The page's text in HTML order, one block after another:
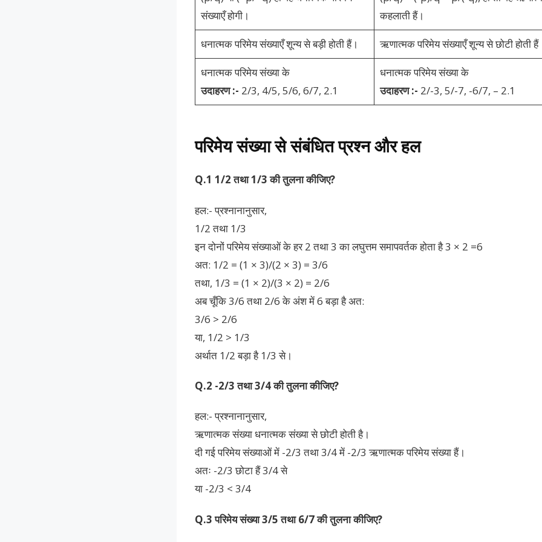
संख्याएँ होगी।
कहलाती हैं।
धनात्मक परिमेय संख्याएँ शून्य से बड़ी होती हैं। ऋणात्मक परिमेय संख्याएँ शून्य से छोटी होती
धनात्मक परिमेय संख्या के
उदाहरण :- 2/3, 4/5, 5/6, 6/7, 2.1
धनात्मक परिमेय संख्या के
उदाहरण :- 2/-3, 5/-7, -6/7, – 2.1
परिमेय संख्या से संबंधित प्रश्न और हल
Q.1 1/2 तथा 1/3 की तुलना कीजिए?
हल:- प्रश्नानानुसार,
1/2 तथा 1/3
इन दोनों परिमेय संख्याओं के हर 2 तथा 3 का लघुत्तम समापवर्तक होता है 3 × 2 =6
अत: 1/2 = (1 × 3)/(2 × 3) = 3/6
तथा, 1/3 = (1 × 2)/(3 × 2) = 2/6
अब चूँकि 3/6 तथा 2/6 के अंश में 6 बड़ा है अत:
3/6 > 2/6
या, 1/2 > 1/3
अर्थात 1/2 बड़ा है 1/3 से।
Q.2 -2/3 तथा 3/4 की तुलना कीजिए?
हल:- प्रश्नानानुसार,
ऋणात्मक संख्या धनात्मक संख्या से छोटी होती है।
दी गई परिमेय संख्याओं में -2/3 तथा 3/4 में -2/3 ऋणात्मक परिमेय संख्या हैं।
अतः -2/3 छोटा हैं 3/4 से
या -2/3 < 3/4
Q.3 परिमेय संख्या 3/5 तथा 6/7 की तुलना कीजिए?